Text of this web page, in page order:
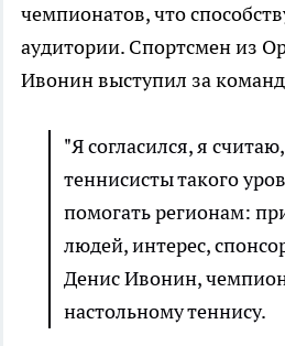
чемпионатов, что
аудитории. Спортсмен из
Ивонин выступил за
"Я согласился, я
теннисисты такого
помогать регионам:
людей, интерес,
Денис Ивонин,
настольному теннису.